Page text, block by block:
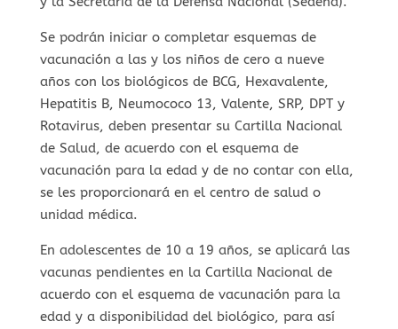
Se podrán iniciar o completar esquemas de
vacunación a las y los niños de cero a nueve
años con los biológicos de BCG, Hexavalente,
Hepatitis B, Neumococo 13, Valente, SRP, DPT y
Rotavirus, deben presentar su Cartilla Nacional
de Salud, de acuerdo con el esquema de
vacunación para la edad y de no contar con ella,
se les proporcionará en el centro de salud o
unidad médica.
En adolescentes de 10 a 19 años, se aplicará las
vacunas pendientes en la Cartilla Nacional de
acuerdo con el esquema de vacunación para la
edad y a disponibilidad del biológico, para así